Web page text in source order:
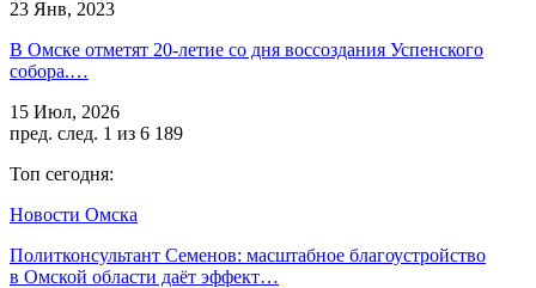
23 Янв, 2023
В Омске отметят 20-летие со дня воссоздания Успенского
собора.…
15 Июл, 2026
пред. след. 1 из 6 189
Топ сегодня:
Новости Омска
Политконсультант Семенов: масштабное благоустройство
в Омской области даёт эффект…